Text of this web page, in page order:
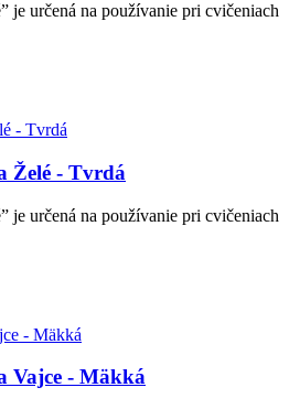
je určená na používanie pri cvičeniach
Želé - Tvrdá
je určená na používanie pri cvičeniach
Vajce - Mäkká